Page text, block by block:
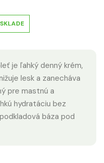
je ľahký denný krém,
lesk a zanecháva
pre mastnú a
hydratáciu bez
báza pod